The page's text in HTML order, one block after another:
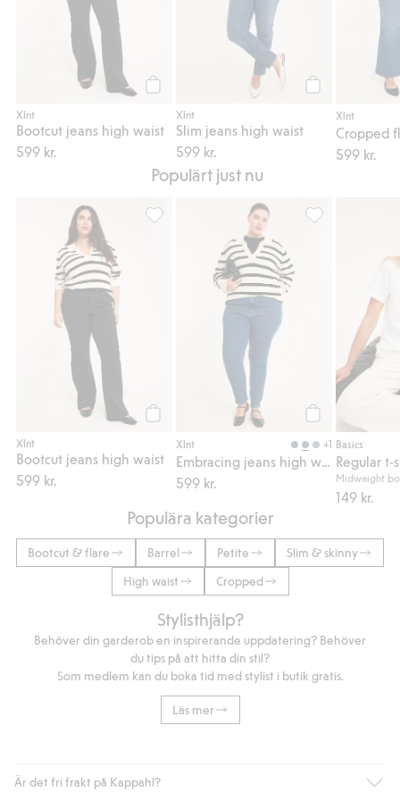
Xlnt
Bootcut jeans high waist
599 kr.
Xlnt
Slim jeans high waist
599 kr.
Xlnt
599 kr.
Populärt just nu
Xlnt
Bootcut jeans high waist
599 kr.
Bootcut jeans high waist, Lägg till i
Xlnt +1
599 kr.
Basics
Regular
Midweight
149 kr.
Populära kategorier
Bootcut & flare Barrel Petite
Slim & skinny
High waist
Cropped
Stylisthjälp?
Behöver din garderob en inspirerande uppdatering? Behöver
du tips på att hitta din stil?
Som medlem kan du boka tid med stylist i butik gratis.
Läs mer
Är det fri frakt på Kappahl?